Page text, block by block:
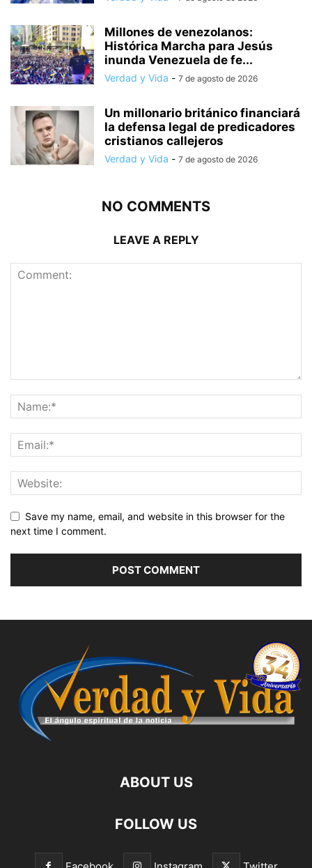
Millones de venezolanos:
Histórica Marcha para Jesús
inunda Venezuela de fe...
Verdad y Vida - 7 de agosto de 2026
Un millonario británico financiará
la defensa legal de predicadores
cristianos callejeros
Verdad y Vida - 7 de agosto de 2026
NO COMMENTS
LEAVE A REPLY
Save my name, email, and website in this browser for the
next time I comment.
ABOUT US
FOLLOW US